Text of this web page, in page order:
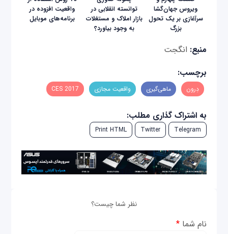
ویروس جهان‌گشا
سرآغازی بر یک تحول
بزرگ
توانسته انقلابی در
بازار املاک و مستغلات
به وجود بیاورد؟
واقعیت افزوده در
برنامه‌های موبایل
منبع: انگجت
برچسب:
دِرون ماهی‌گیری واقعیت مجازی CES 2017
به اشتراک گذاری مطلب:
Telegram
Twitter
Print HTML
نظر شما چیست؟
نام شما*